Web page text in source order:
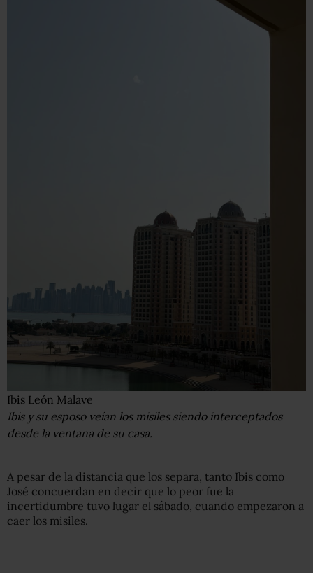
Ibis León Malave
Ibis y su esposo veían los misiles siendo interceptados
desde la ventana de su casa.
A pesar de la distancia que los separa, tanto Ibis como
José concuerdan en decir que lo peor fue la
incertidumbre tuvo lugar el sábado, cuando empezaron a
caer los misiles.